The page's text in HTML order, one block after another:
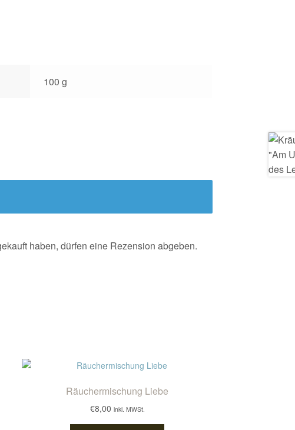
100 g
haben, dürfen eine Rezension abgeben.
Räuchermischung Liebe
€8,00 inkl. MWSt.